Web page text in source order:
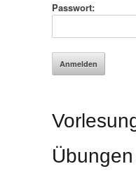
Passwort: